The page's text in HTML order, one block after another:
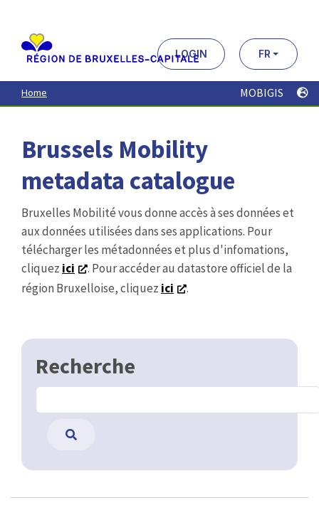
contenu
principal
LOGIN FR
Home MOBIGIS
Brussels Mobility
metadata catalogue
Bruxelles Mobilité vous donne accès à ses données et
aux données utilisées dans ses applications. Pour
télécharger les métadonnées et plus d'infomations,
cliquez ici
. Pour accéder au datastore officiel de la
région Bruxelloise, cliquez ici .
Recherche